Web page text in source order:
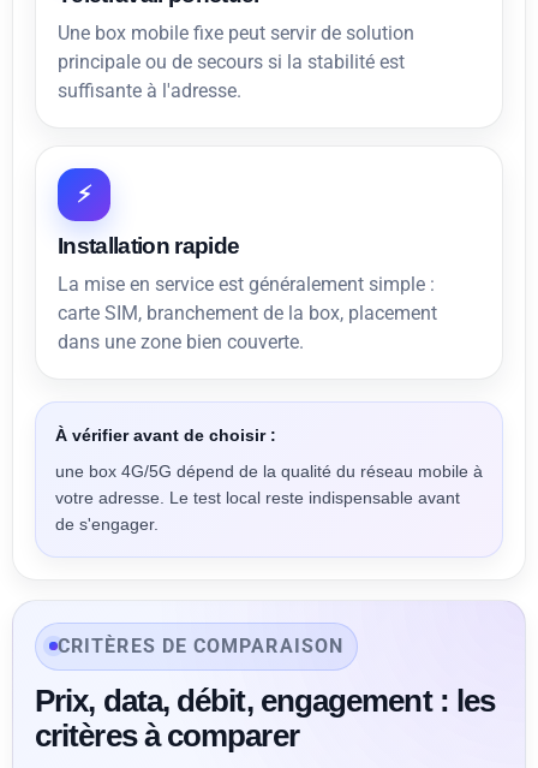
Une box mobile fixe peut servir de solution
principale ou de secours si la stabilité est
suffisante à l'adresse.
⚡
Installation rapide
La mise en service est généralement simple :
carte SIM, branchement de la box, placement
dans une zone bien couverte.
À vérifier avant de choisir :
une box 4G/5G dépend de la qualité du réseau mobile à
votre adresse. Le test local reste indispensable avant
de s'engager.
CRITÈRES DE COMPARAISON
Prix, data, débit, engagement : les
critères à comparer